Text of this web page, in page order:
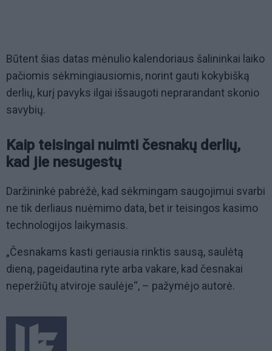
Būtent šias datas mėnulio kalendoriaus šalininkai laiko
pačiomis sėkmingiausiomis, norint gauti kokybišką
derlių, kurį pavyks ilgai išsaugoti neprarandant skonio
savybių.
Kaip teisingai nuimti česnakų derlių,
kad jie nesugestų
Daržininkė pabrėžė, kad sėkmingam saugojimui svarbi
ne tik derliaus nuėmimo data, bet ir teisingos kasimo
technologijos laikymasis.
„Česnakams kasti geriausia rinktis sausą, saulėtą
dieną, pageidautina ryte arba vakare, kad česnakai
neperžiūtų atviroje saulėje“, – pažymėjo autorė.